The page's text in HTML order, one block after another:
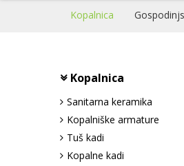
Kopalnica
Kopalnica
Sanitarna keramika
Kopalniške armature
Tuš kadi
Kopalne kadi